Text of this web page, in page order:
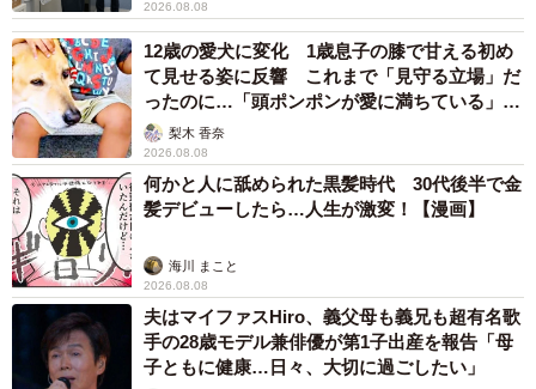
2026.08.08
12歳の愛犬に変化 1歳息子の膝で甘える初め
て見せる姿に反響 これまで「見守る立場」だ
ったのに…「頭ポンポンが愛に満ちている」
「尊…」
梨木 香奈
2026.08.08
何かと人に舐められた黒髪時代 30代後半で金
髪デビューしたら…人生が激変！【漫画】
海川 まこと
2026.08.08
夫はマイファスHiro、義父母も義兄も超有名歌
手の28歳モデル兼俳優が第1子出産を報告「母
子ともに健康…日々、大切に過ごしたい」